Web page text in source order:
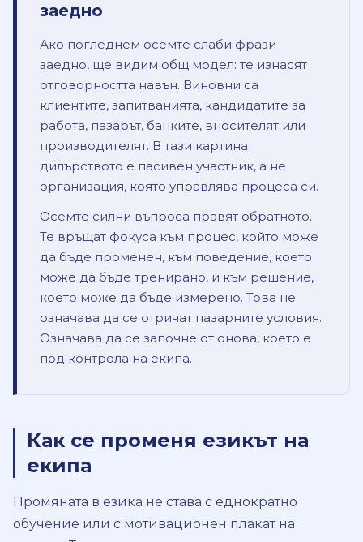
заедно
Ако погледнем осемте слаби фрази
заедно, ще видим общ модел: те изнасят
отговорността навън. Виновни са
клиентите, запитванията, кандидатите за
работа, пазарът, банките, вносителят или
производителят. В тази картина
дилърството е пасивен участник, а не
организация, която управлява процеса си.
Осемте силни въпроса правят обратното.
Те връщат фокуса към процес, който може
да бъде променен, към поведение, което
може да бъде тренирано, и към решение,
което може да бъде измерено. Това не
означава да се отричат пазарните условия.
Означава да се започне от онова, което е
под контрола на екипа.
Как се променя езикът на
екипа
Промяната в езика не става с еднократно
обучение или с мотивационен плакат на